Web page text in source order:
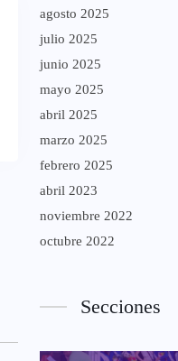
agosto 2025
julio 2025
junio 2025
mayo 2025
abril 2025
marzo 2025
febrero 2025
abril 2023
noviembre 2022
octubre 2022
Secciones